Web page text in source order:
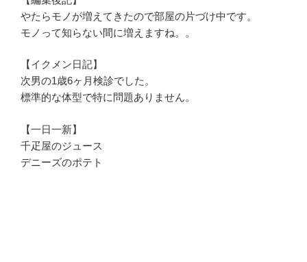
やたらモノが増えてきたので部屋の片づけ中です。
モノって知らない間に増えますね。。
【イクメン日記】
次男の1歳6ヶ月検診でした。
標準的な体型で特に問題ありません。
【一日一新】
千疋屋のジュース
デニーズのポテト